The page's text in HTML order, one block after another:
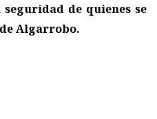
de quienes se
Algarrobo.